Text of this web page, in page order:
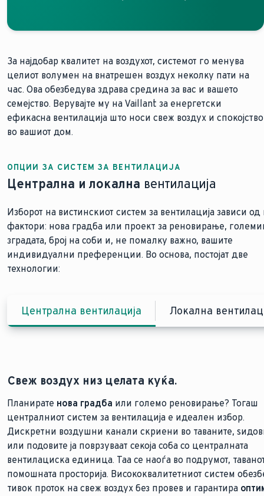
За најдобар квалитет на воздухот, системот го менува
целиот волумен на внатрешен воздух неколку пати на
час. Ова обезбедува здрава средина за вас и вашето
семејство. Верувајте му на Vaillant за енергетски
ефикасна вентилација што носи свеж воздух и спокојство
во вашиот дом.
ОПЦИИ ЗА СИСТЕМ ЗА ВЕНТИЛАЦИЈА
Централна и локална вентилација
Изборот на вистинскиот систем за вентилација зависи
фактори: нова градба или проект за реновирање,
зградата, број на соби и, не помалку важно, вашите
индивидуални преференции. Во основа, постојат две
технологии:
Централна вентилација Локална
Свеж воздух низ целата куќа.
Планирате нова градба или големо реновирање? Тогаш
централниот систем за вентилација е идеален избор.
Дискретни воздушни канали скриени во таваните,
или подовите ја поврзуваат секоја соба со централната
вентилациска единица. Таа се наоѓа во подрумот,
помошната просторија. Висококвалитетниот систем
тивок проток на свеж воздух без провев и гарантира
инсталирани
секои 70 секунди